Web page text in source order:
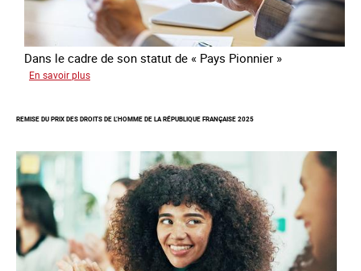
Dans le cadre de son statut de « Pays Pionnier »
En savoir plus
de
France
Alliance
8.7
REMISE DU PRIX DES DROITS DE L’HOMME DE LA RÉPUBLIQUE FRANÇAISE 2025